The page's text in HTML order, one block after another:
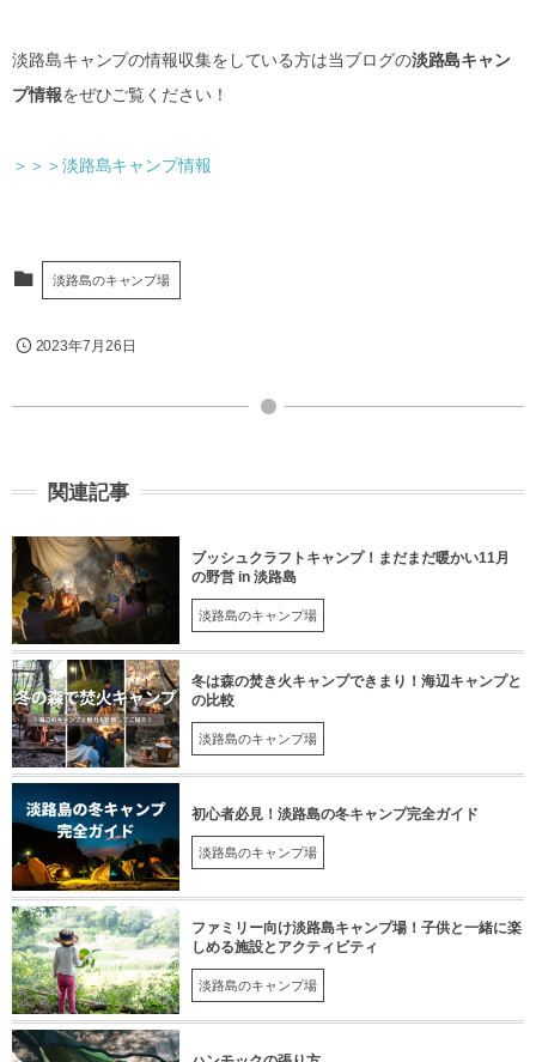
淡路島キャンプの情報収集をしている方は当ブログの淡路島キャン
プ情報をぜひご覧ください！
＞＞＞淡路島キャンプ情報
淡路島のキャンプ場
2023年7月26日
関連記事
ブッシュクラフトキャンプ！まだまだ暖かい11月
の野営 in 淡路島
淡路島のキャンプ場
冬は森の焚き火キャンプできまり！海辺キャンプと
の比較
淡路島のキャンプ場
初心者必見！淡路島の冬キャンプ完全ガイド
淡路島のキャンプ場
ファミリー向け淡路島キャンプ場！子供と一緒に楽
しめる施設とアクティビティ
淡路島のキャンプ場